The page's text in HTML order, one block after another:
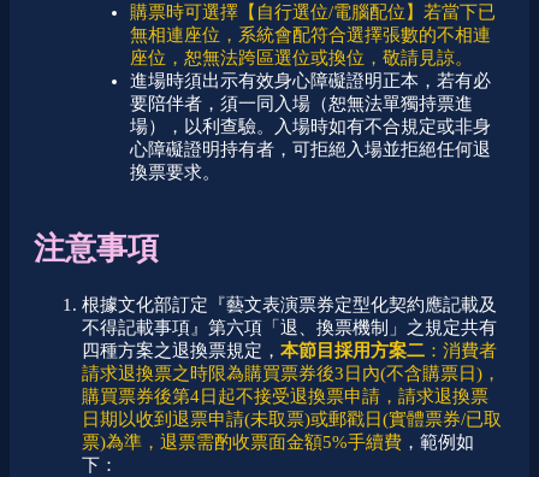
購票時可選擇【自行選位/電腦配位】若當下已
無相連座位，系統會配符合選擇張數的不相連
座位，恕無法跨區選位或換位，敬請見諒。
進場時須出示有效身心障礙證明正本，若有必
要陪伴者，須一同入場（恕無法單獨持票進
場），以利查驗。入場時如有不合規定或非身
心障礙證明持有者，可拒絕入場並拒絕任何退
換票要求。
注意事項
根據文化部訂定『藝文表演票券定型化契約應記載及
不得記載事項』第六項「退、換票機制」之規定共有
四種方案之退換票規定， 本節目採用方案二 ：消費者
請求退換票之時限為購買票券後3日內(不含購票日)，
購買票券後第4日起不接受退換票申請，請求退換票
日期以收到退票申請(未取票)或郵戳日(實體票券/已取
票)為準，退票需酌收票面金額5%手續費 ，範例如
下：